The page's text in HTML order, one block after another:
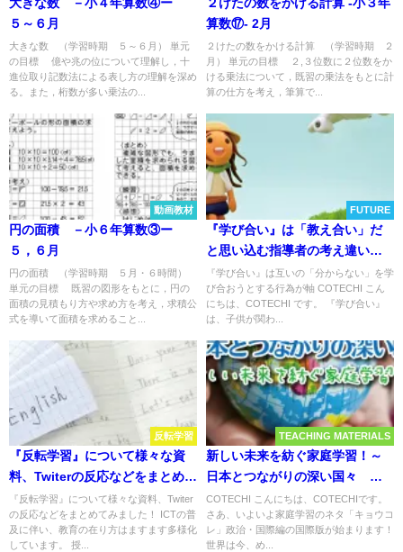
大きな数 －小４年算数④ー
５～６月
大きな数 （学習時期 ５～６月） 単元
の目標 億や兆の位について理解し，十
進位取り記数法による表し方の理解を深め
る。また，桁数が多い乗法の...
２けたの数をかける計算 -小３年
算数⑰- 2月
２けたの数をかける計算 （学習時期 ２
月） 単元の目標 ２,３位数に２位数をか
ける乗法について，既習の乗法をもとに計
算の仕方を考え，筆算で...
動画教材
円の面積 －小６年算数③ー
５，６月
円の面積 （学習時期 ５月・６時間）
単元の目標 既習の図形をもとに，円の
面積の見積もり方や求め方を考え，求積公
式を導いて面積を求めること...
FUTURE
『学び合い』は「教え合い」だ
と思い込む指導者の考え違い
～『学び合い』とは、友だち同
士の「生き方」を学び合う行為
～
『学び合い』は互いの「分からない」を学
び合おうとする行為が軸 COTECHI こん
にちは、COTECHI です。 『学び合い』
は、子供が関わ...
反転学習
『反転学習』について様々な資
料、Twiterの反応などをまとめて
みました！
『反転学習』について様々な資料、Twiter
の反応などをまとめてみました！ ICTの普
及に伴い、教育の在り方はますます多様化
しています。 授...
TEACHING MATERIALS
新しい未来を紡ぐ家庭学習！～
日本とつながりの深い国々 学
習プリント＜家庭学習「キョウ
コレ」政治・国際編.04＞～
COTECHI こんにちは、COTECHIです。
さあ、いよいよ家庭学習のネタ「キョウコ
レ」政治・国際編の国際版が始まります！
世界は今、め...